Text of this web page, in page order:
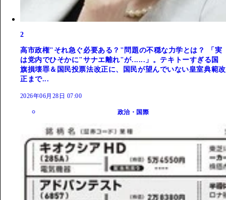
2
高市政権"それ急ぐ必要ある？"問題の不穏な力学とは？ 「実
は党内でひそかに"サナエ離れ"が......」。テキトーすぎる国
旗損壊罪＆国民投票法改正に、国民が望んでいない皇室典範改
正まで...
2026年06月28日 07:00
政治・国際